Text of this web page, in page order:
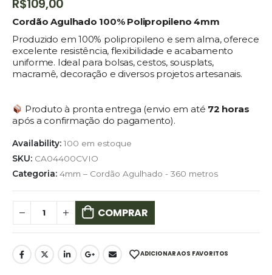
R$109,00
Cordão Agulhado 100% Polipropileno 4mm
Produzido em 100% polipropileno e sem alma, oferece
excelente resistência, flexibilidade e acabamento
uniforme. Ideal para bolsas, cestos, sousplats,
macramê, decoração e diversos projetos artesanais.
Produto à pronta entrega (envio em até 72 horas
após a confirmação do pagamento).
Availability:100 em estoque
SKU: CA04400CVIO
Categoria: 4mm – Cordão Agulhado - 360 metros
COMPRAR
ADICIONAR AOS FAVORITOS